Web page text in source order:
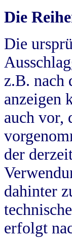
Die
Die
z.B. nach
anzeigen
auch vor,
der
dahinter
erfolgt